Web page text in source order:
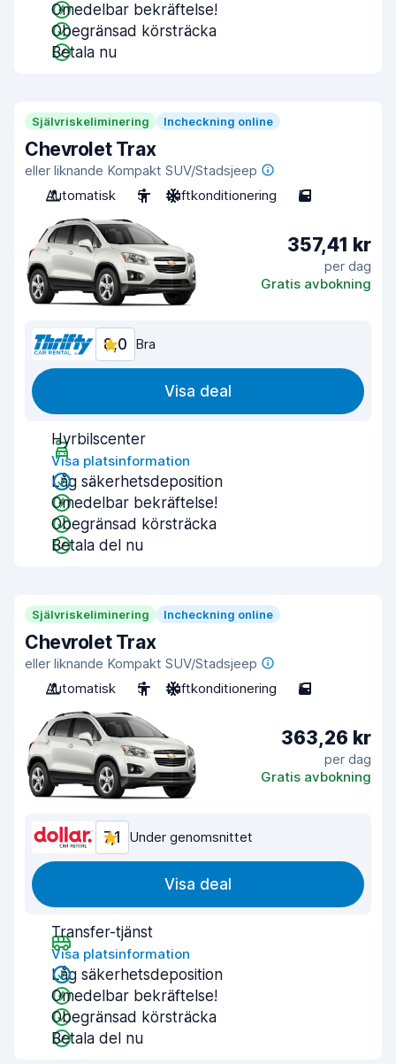
Omedelbar bekräftelse!
Obegränsad körsträcka
Betala nu
Självriskeliminering Incheckning online
Chevrolet Trax
eller liknande Kompakt SUV/Stadsjeep
Automatisk
5 Luftkonditionering 5
357,41 kr
per dag
Gratis avbokning
8,0 Bra
Visa deal
Hyrbilscenter
Visa platsinformation
Låg säkerhetsdeposition
Omedelbar bekräftelse!
Obegränsad körsträcka
Betala del nu
Självriskeliminering Incheckning online
Chevrolet Trax
eller liknande Kompakt SUV/Stadsjeep
Automatisk
5 Luftkonditionering 5
363,26 kr
per dag
Gratis avbokning
7,1 Under genomsnittet
Visa deal
Transfer-tjänst
Visa platsinformation
Låg säkerhetsdeposition
Omedelbar bekräftelse!
Obegränsad körsträcka
Betala del nu